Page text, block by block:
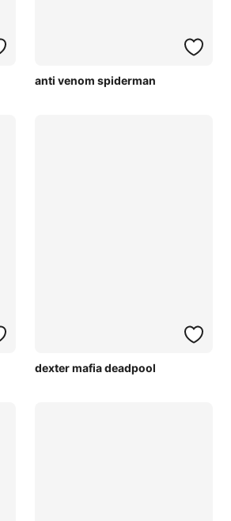
anti venom spiderman
dexter mafia deadpool